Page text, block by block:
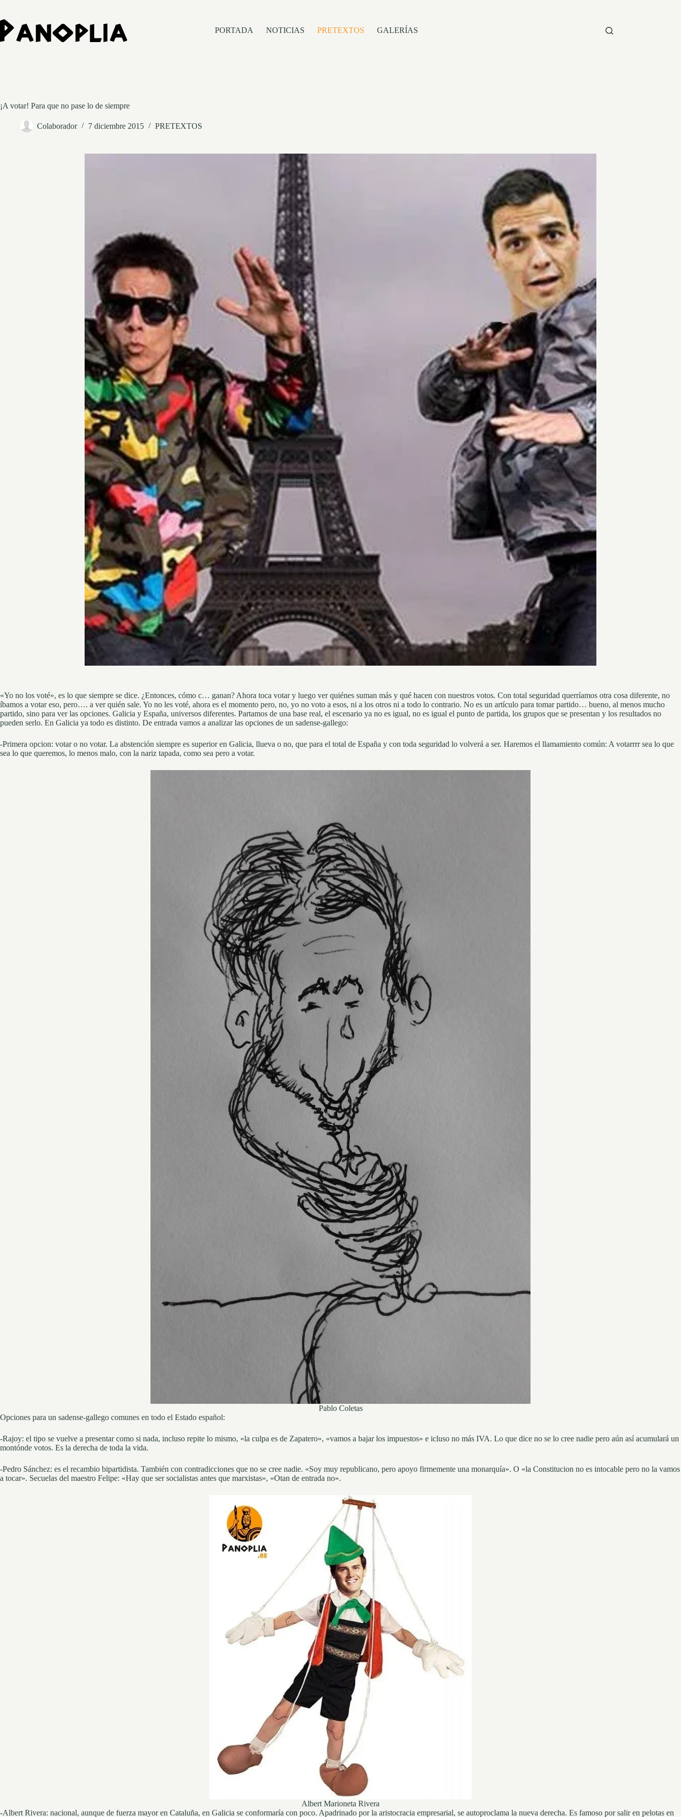
contenido
PORTADA
NOTICIAS PRETEXTOS GALERÍAS
¡A votar! Para que no pase lo de siempre
Colaborador 7 diciembre 2015 PRETEXTOS
«Yo no los voté», es lo que siempre se dice. ¿Entonces, cómo c… ganan? Ahora toca votar y luego ver quiénes suman más y qué hacen con nuestros votos. Con total seguridad querríamos otra cosa diferente, no
íbamos a votar eso, pero…. a ver quién sale. Yo no les voté, ahora es el momento pero, no, yo no voto a esos, ni a los otros ni a todo lo contrario. No es un artículo para tomar partido… bueno, al menos mucho
partido, sino para ver las opciones. Galicia y España, universos diferentes. Partamos de una base real, el escenario ya no es igual, no es igual el punto de partida, los grupos que se presentan y los resultados no
pueden serlo. En Galicia ya todo es distinto. De entrada vamos a analizar las opciones de un sadense-gallego:
-Primera opcion: votar o no votar. La abstención siempre es superior en Galicia, llueva o no, que para el total de España y con toda seguridad lo volverá a ser. Haremos el llamamiento común: A votarrrr sea lo que
sea lo que queremos, lo menos malo, con la nariz tapada, como sea pero a votar.
Pablo Coletas
Opciones para un sadense-gallego comunes en todo el Estado español:
-Rajoy: el tipo se vuelve a presentar como si nada, incluso repite lo mismo, «la culpa es de Zapatero», «vamos a bajar los impuestos» e icluso no más IVA. Lo que dice no se lo cree nadie pero aún así acumulará un
montónde votos. Es la derecha de toda la vida.
-Pedro Sánchez: es el recambio bipartidista. También con contradicciones que no se cree nadie. «Soy muy republicano, pero apoyo firmemente una monarquía». O «la Constitucion no es intocable pero no la vamos
a tocar». Secuelas del maestro Felipe: «Hay que ser socialistas antes que marxistas», «Otan de entrada no».
Albert Marioneta Rivera
-Albert Rivera: nacional, aunque de fuerza mayor en Cataluña, en Galicia se conformaría con poco. Apadrinado por la aristocracia empresarial, se autoproclama la nueva derecha. Es famoso por salir en pelotas en